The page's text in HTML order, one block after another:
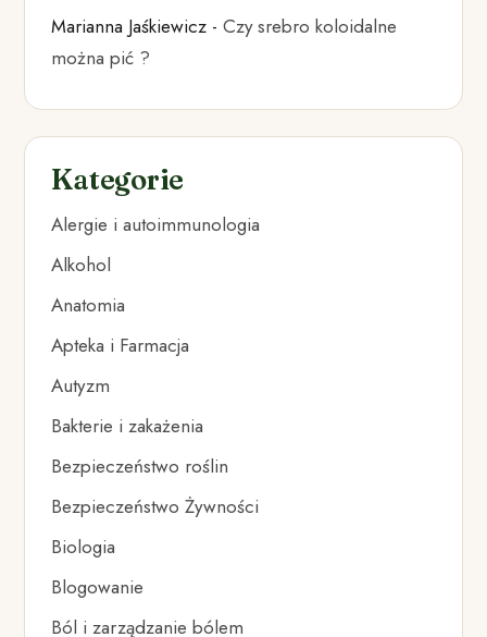
Marianna Jaśkiewicz -Czy srebro koloidalne
można pić ?
Kategorie
Alergie i autoimmunologia
Alkohol
Anatomia
Apteka i Farmacja
Autyzm
Bakterie i zakażenia
Bezpieczeństwo roślin
Bezpieczeństwo Żywności
Biologia
Blogowanie
Ból i zarządzanie bólem